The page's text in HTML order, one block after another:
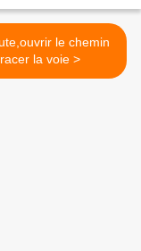
le chemin
,tracer la voie >